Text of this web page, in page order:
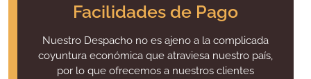
Facilidades de Pago
Nuestro Despacho no es ajeno a la complicada
coyuntura económica que atraviesa nuestro país,
por lo que ofrecemos a nuestros clientes